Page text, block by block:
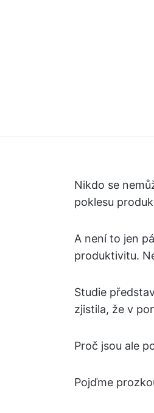
Nikdo se
poklesu
A není to jen
produktivitu.
Studie
zjistila, že v
Proč jsou ale
Pojďme